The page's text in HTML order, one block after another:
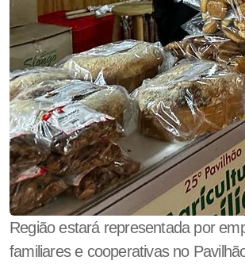
Região estará representada por
familiares e cooperativas no